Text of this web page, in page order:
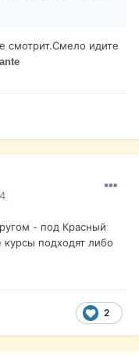
смотрит.Смело идите
- под Красный
курсы подходят либо
2